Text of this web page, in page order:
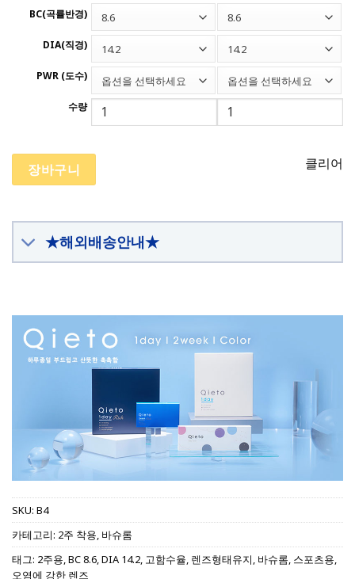
BC(곡률반경)
DIA(직경)
PWR (도수)
수량
8.6
14.2
옵션을 선택하세요
8.6
14.2
옵션을 선택하세요
클리어
장바구니
★해외배송안내★
SKU: B4
카테고리: 2주 착용, 바슈롬
태그: 2주용,BC 8.6,DIA 14.2, 고함수율, 렌즈형태유지, 바슈롬, 스포츠용,
오염에 강한 렌즈